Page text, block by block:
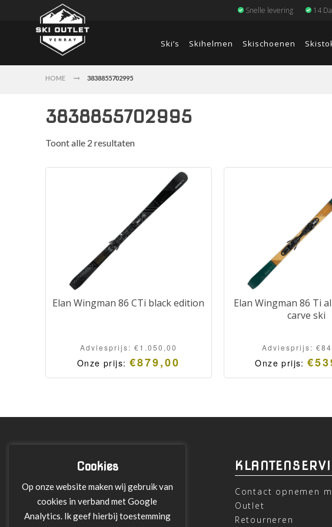
Snelle levering 14
Ski’s Skihelmen Skischoenen
HOME 3838855702995
3838855702995
Toont alle 2 resultaten
Elan Wingman 86 CTi black edition
Adviesprijs: €1.050,00
Onze prijs: €879,00
Elan Wingman 86 Ti
carve ski
Adviesprijs:€
Onze prijs:€
INFORMATIE
Over ons
Leveringen
Betalen met Klarna
Contact opnemen
Outlet
Retourneren
Cookies
Op onze website maken wij gebruik van
cookies in verband met Google
Analytics. Ik geef hierbij toestemming